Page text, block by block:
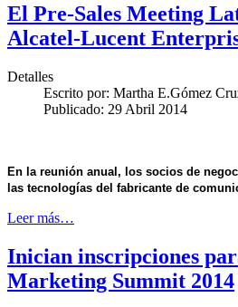
El Pre-Sales Meeting
Alcatel-Lucent
Detalles
Escrito por: Martha E.Gómez
Publicado: 29 Abril 2014
En la reunión anual, los socios de
las tecnologías del fabricante de
Leer más…
Inician inscripciones
Marketing Summit 2014